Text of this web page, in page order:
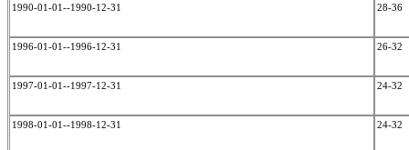
1990-01-01--1990-12-31 28-36
1996-01-01--1996-12-31 26-32
1997-01-01--1997-12-31 24-32
1998-01-01--1998-12-31 24-32